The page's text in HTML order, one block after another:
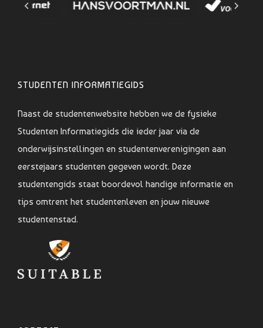
STUDENTEN INFORMATIEGIDS
Naast de studentenwebsite hebben we de fysieke
Studenten Informatiegids die ieder jaar via de
onderwijsinstellingen en studentenverenigingen aan
eerstejaars studenten gegeven wordt. Deze
studentengids staat boordevol handige informatie en
tips omtrent het studentenleven en jouw nieuwe
studentenstad.